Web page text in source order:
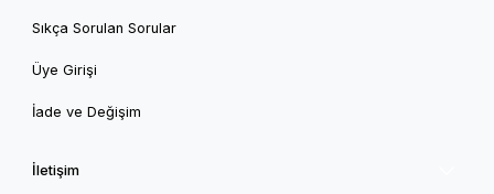
Sıkça Sorulan Sorular
Üye Girişi
İade ve Değişim
İletişim